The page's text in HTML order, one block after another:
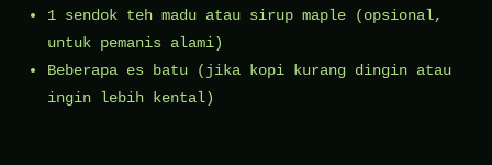
1 sendok teh madu atau sirup maple (opsional,
untuk pemanis alami)
Beberapa es batu (jika kopi kurang dingin atau
ingin lebih kental)